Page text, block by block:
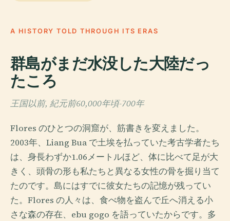
A HISTORY TOLD THROUGH ITS ERAS
群島がまだ水没した大陸だっ
たころ
王国以前, 紀元前60,000年頃-700年
Flores のひとつの洞窟が、筋書きを変えました。
2003年、Liang Bua で土埃を払っていた考古学者たち
は、身長わずか1.06メートルほど、体に比べて足が大
きく、頭骨の形も私たちと異なる女性の骨を掘り当て
たのです。島にはすでに彼女たちの記憶が残ってい
た。Flores の人々は、食べ物を盗んで丘へ消える小
さな森の存在、ebu gogo を語っていたからです。多